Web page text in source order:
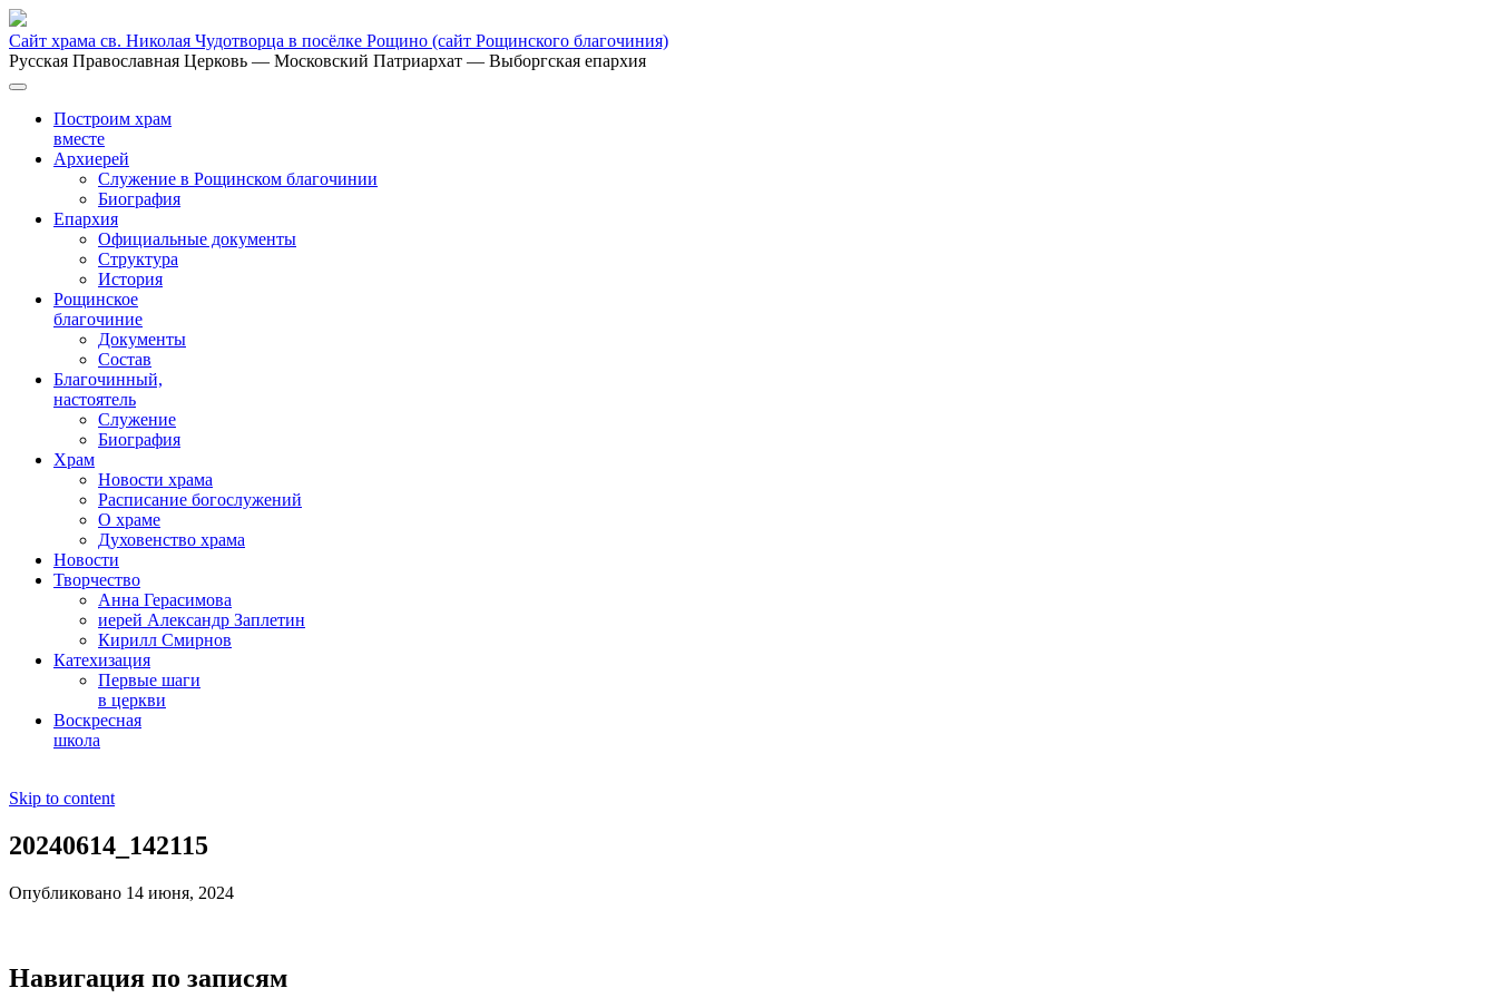
Сайт храма св. Николая Чудотворца в посёлке Рощино (сайт Рощинского благочиния)
Русская Православная Церковь — Московский Патриархат — Выборгская епархия
Построим храм
вместе
Архиерей
Служение в Рощинском благочинии
Биография
Епархия
Официальные документы
Структура
История
Рощинское
благочиние
Документы
Состав
Благочинный,
настоятель
Служение
Биография
Храм
Новости храма
Расписание богослужений
О храме
Духовенство храма
Новости
Творчество
Анна Герасимова
иерей Александр Заплетин
Кирилл Смирнов
Катехизация
Первые шаги
в церкви
Воскресная
школа
Skip to content
20240614_142115
Опубликовано 14 июня, 2024
Навигация по записям